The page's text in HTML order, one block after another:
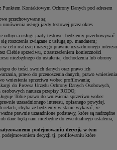
Kontaktowym Ochrony Danych pod adresem
przechowywane są:
umówienia usługi jazdy testowej przez okres
odbycia usługi jazdy testowej będziemy przechowywać
roszczenia związane z usługą np. mandatem;
w celu realizacji naszego prawnie uzasadnionego interesu
Ciebie sprzeciwu, z zastrzeżeniem konieczności
niezbędnego do ustalenia, dochodzenia lub obrony
do treści swoich danych oraz prawo ich
prawo do przenoszenia danych, prawo wniesienia
wniesienia sprzeciwu wobec profilowania;
do Prezesa Urzędu Ochrony Danych Osobowych,
narusza przepisy RODO;
Tobie prawo do wniesienia sprzeciwu wobec
uzasadnionego interesu, opisanego powyżej.
celach, chyba że będziemy w stanie wykazać, że
prawnie uzasadnione podstawy, które są nadrzędne
dane będą nam niezbędne do ewentualnego ustalenia,
podejmowaniu decyzji, w tym
podejmowaniem decyzji tj. profilowaniu które